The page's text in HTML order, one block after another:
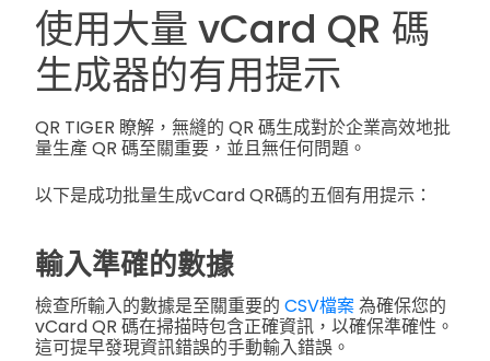
使用大量 vCard QR 碼
生成器的有用提示
QR TIGER 瞭解，無縫的 QR 碼生成對於企業高效地批
量生產 QR 碼至關重要，並且無任何問題。
以下是成功批量生成vCard QR碼的五個有用提示：
輸入準確的數據
檢查所輸入的數據是至關重要的 CSV檔案為確保您的
vCard QR 碼在掃描時包含正確資訊，以確保準確性。
這可提早發現資訊錯誤的手動輸入錯誤。